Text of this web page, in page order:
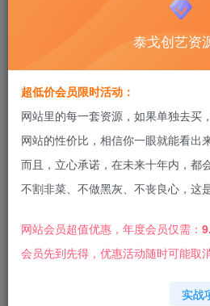
大家好，今天分享的项目是
流私域双重变现，单日收益
泰戈创艺资
超低价会员限时活动：
网站里的每一套资源，如果单独去买
网站的性价比，相信你一眼就能看出来
而且，立心承诺，在未来十年内，都
不割非菜、不做黑灰、不丧良心，这
网站会员超值优惠，年度会员仅需：
会员先到先得，优惠活动随时可能取消
实战